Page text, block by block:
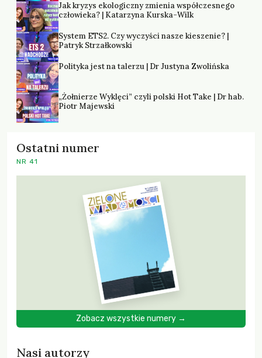
Jak kryzys ekologiczny zmienia współczesnego
człowieka? | Katarzyna Kurska-Wilk
System ETS2. Czy wyczyści nasze kieszenie? |
Patryk Strzałkowski
Polityka jest na talerzu | Dr Justyna Zwolińska
„Żołnierze Wyklęci” czyli polski Hot Take | Dr hab.
Piotr Majewski
Ostatni numer
NR 41
Zobacz wszystkie numery →
Nasi autorzy